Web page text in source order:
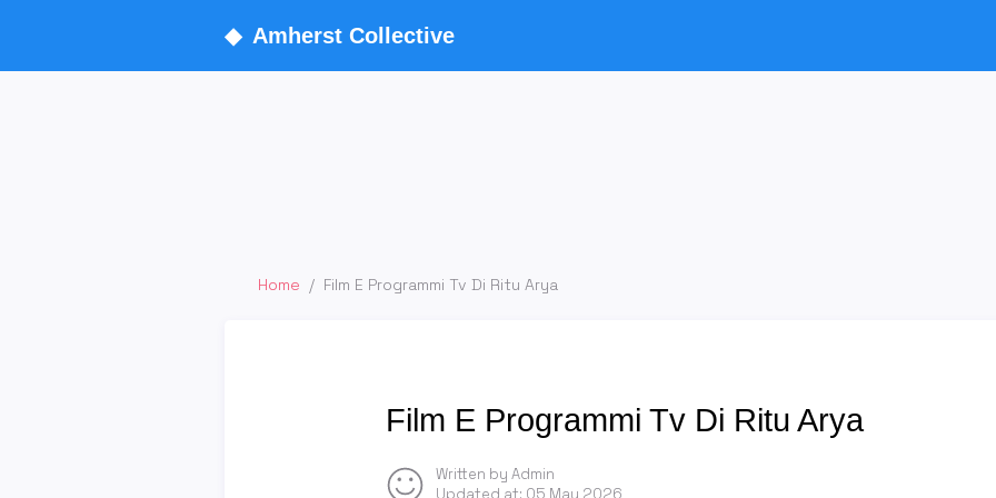
◆ Amherst Collective
Home / Film E Programmi Tv Di Ritu Arya
Film E Programmi Tv Di Ritu Arya
Written by Admin
Updated at: 05 May 2026